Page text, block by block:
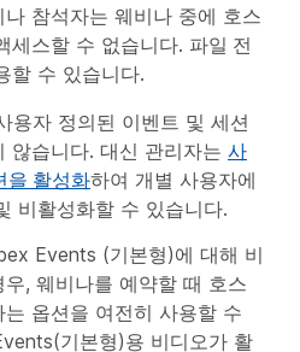
참석자는 웨비나 중에 호스
세스할 수 없습니다. 파일 전
할 수 있습니다.
용자 정의된 이벤트 및 세션
않습니다. 대신 관리자는 사
을 활성화하여 개별 사용자에
비활성화할 수 있습니다.
Events (기본형)에 대해 비
, 웨비나를 예약할 때 호스
옵션을 여전히 사용할 수
기본형)용 비디오가 활